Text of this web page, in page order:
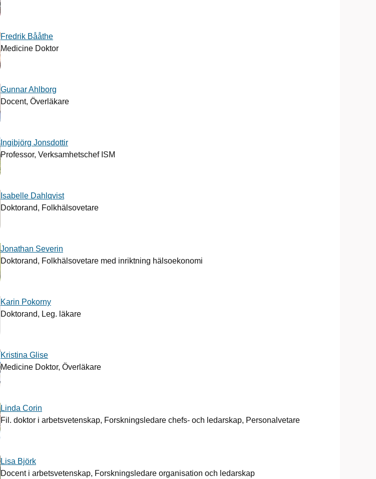
Fredrik Bååthe
Medicine Doktor
Gunnar Ahlborg
Docent, Överläkare
Ingibjörg Jonsdottir
Professor, Verksamhetschef ISM
Isabelle Dahlqvist
Doktorand, Folkhälsovetare
Jonathan Severin
Doktorand, Folkhälsovetare med inriktning hälsoekonomi
Karin Pokorny
Doktorand, Leg. läkare
Kristina Glise
Medicine Doktor, Överläkare
Linda Corin
Fil. doktor i arbetsvetenskap, Forskningsledare chefs- och ledarskap, Personalvetare
Lisa Björk
Docent i arbetsvetenskap, Forskningsledare organisation och ledarskap